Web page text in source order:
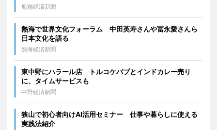
船場経済新聞
熱海で世界文化フォーラム 中田英寿さんや冨永愛さんら
日本文化を語る
熱海経済新聞
東中野にハラール店 トルコケバブとインドカレー売り
に、タイムサービスも
中野経済新聞
狭山で初心者向けAI活用セミナー 仕事や暮らしに使える
実践法紹介